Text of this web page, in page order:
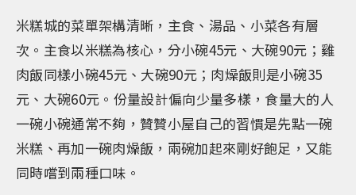
米糕城的菜單架構清晰，主食、湯品、小菜各有層
次。主食以米糕為核心，分小碗45元、大碗90元；雞
肉飯同樣小碗45元、大碗90元；肉燥飯則是小碗35
元、大碗60元。份量設計偏向少量多樣，食量大的人
一碗小碗通常不夠，贊贊小屋自己的習慣是先點一碗
米糕、再加一碗肉燥飯，兩碗加起來剛好飽足，又能
同時嚐到兩種口味。